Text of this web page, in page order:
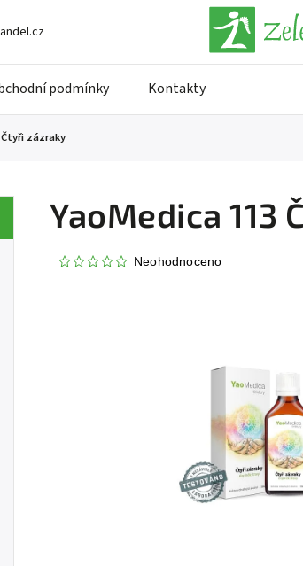
podmínky Kontakty
Čtyři zázraky
YaoMedica 113
Neohodnoceno